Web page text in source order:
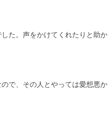
た。声をかけてくれたりと助か
で、その人とやっては愛想悪か